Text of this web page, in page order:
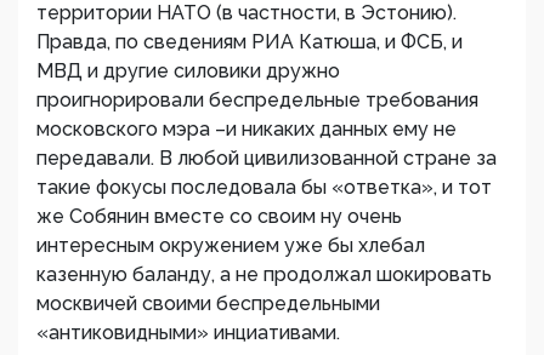
территории НАТО (в частности, в Эстонию).
Правда, по сведениям РИА Катюша, и ФСБ, и
МВД и другие силовики дружно
проигнорировали беспредельные требования
московского мэра –и никаких данных ему не
передавали. В любой цивилизованной стране за
такие фокусы последовала бы «ответка», и тот
же Собянин вместе со своим ну очень
интересным окружением уже бы хлебал
казенную баланду, а не продолжал шокировать
москвичей своими беспредельными
«антиковидными» инциативами.